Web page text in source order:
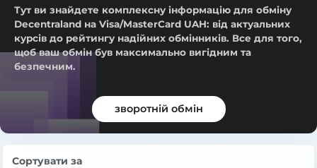
Тут ви знайдете комплексну інформацію для обміну
Decentraland на Visa/MasterCard UAH: від актуальних
курсів до рейтингу надійних обмінників. Все для того,
щоб ваш обмін був максимально вигідним та
безпечним.
зворотній обмін
Сортувати за